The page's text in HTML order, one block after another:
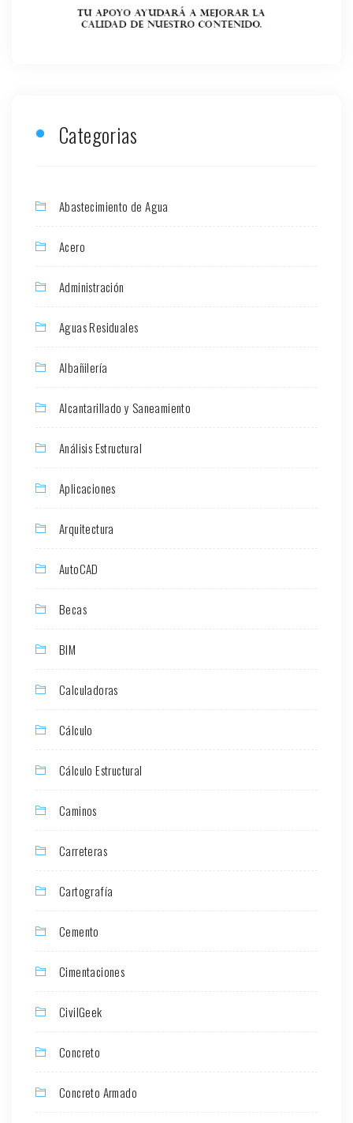
Categorias
Abastecimiento de Agua
Acero
Administración
Aguas Residuales
Albañilería
Alcantarillado y Saneamiento
Análisis Estructural
Aplicaciones
Arquitectura
AutoCAD
Becas
BIM
Calculadoras
Cálculo
Cálculo Estructural
Caminos
Carreteras
Cartografía
Cemento
Cimentaciones
CivilGeek
Concreto
Concreto Armado